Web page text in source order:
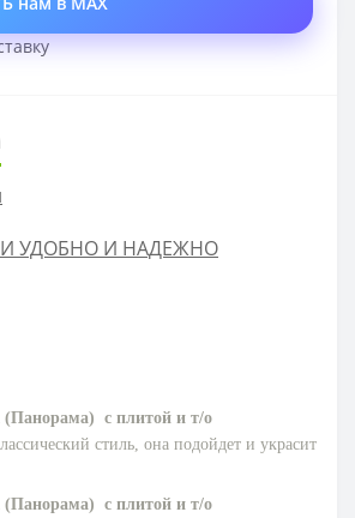
УДОБНО И НАДЕЖНО
с плитой и т/о
стиль, она подойдет и украсит
с плитой и т/о